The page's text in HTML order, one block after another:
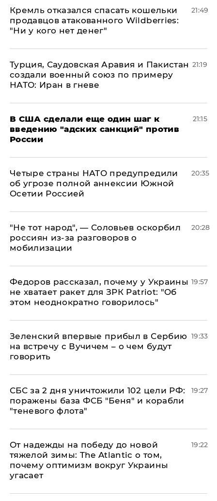
Кремль отказался спасать кошельки
продавцов атакованного Wildberries:
"Ни у кого нет денег"
21:49
Турция, Саудовская Аравия и Пакистан
создали военный союз по примеру
НАТО: Иран в гневе
21:19
В США сделали еще один шаг к
введению "адских санкций" против
России
21:15
Четыре страны НАТО предупредили
об угрозе полной аннексии Южной
Осетии Россией
20:35
​"Не тот народ", — Соловьев оскорбил
россиян из-за разговоров о
мобилизации
20:28
Федоров рассказал, почему у Украины
не хватает ракет для ЗРК Patriot: "Об
этом неоднократно говорилось"
19:57
Зеленский впервые прибыл в Сербию
на встречу с Вучичем – о чем будут
говорить
19:33
СБС за 2 дня уничтожили 102 цели РФ:
поражены база ФСБ "Беня" и корабли
"теневого флота"
19:27
От надежды на победу до новой
тяжелой зимы: The Atlantic о том,
почему оптимизм вокруг Украины
угасает
19:22